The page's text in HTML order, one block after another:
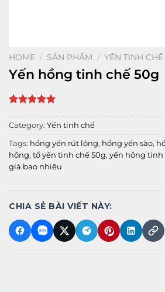
HOME / SẢN PHẨM / YẾN TINH CHẾ
Yến hồng tinh chế 50g
out of 5
based on
customer
rating
Category: Yến tinh chế
Tags: hồng yến rút lông, hồng yến sào,
hồng, tổ yến tinh chế 50g, yến hồng tinh
giá bao nhiêu
CHIA SẺ BÀI VIẾT NÀY: